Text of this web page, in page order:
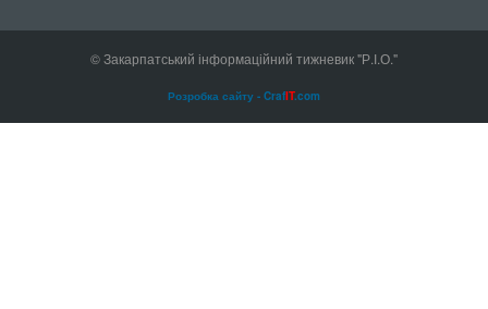
© Закарпатський інформаційний тижневик "Р.І.О."
Розробка сайту - CrafIT.com